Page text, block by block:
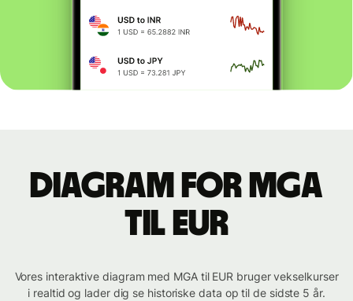
Diagram for MGA
til EUR
Vores interaktive diagram med MGA til EUR bruger vekselkurser
i realtid og lader dig se historiske data op til de sidste 5 år.